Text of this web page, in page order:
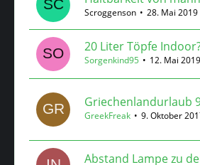
Scroggenson 28. Mai
20 Liter Töpfe
Sorgenkind95 12. Mai
Griechenlandurlaub
GreekFreak 9. Oktober
Abstand Lampe zu